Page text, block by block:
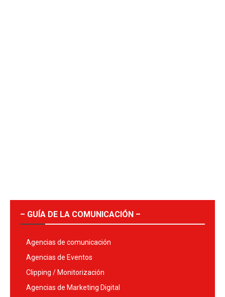
– GUÍA DE LA COMUNICACIÓN –
Agencias de comunicación
Agencias de Eventos
Clipping / Monitorización
Agencias de Marketing Digital